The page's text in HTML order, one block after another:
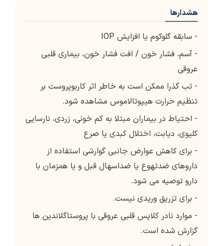
هشدارها
- سابقه گلوکوم یا افزایش IOP
- آسم، فشار خون / افت فشار خون، بیماری قلبی
عروقی
- تب گذرا ممکن است به خاطر اثر کاربوپروست بر
تنظیم حرارت هیپوتالاموس مشاهده شود.
- احتیاط در بیماران مبتلا به کم خونی، زردی، نارسایی
کلیوی، دیابت، اختلال کبدی یا صرع
- برای کاهش عوارض جانبی گوارشی استفاده از
داروهای ضدتهوع یا ضداسهال قبل و یا همزمان با
دارو توصیه می شود.
- برای تزریق وریدی نیست.
- موارد نادر کلاپس قلبی عروقی با پروستاگلاندین ها
گزارش شده است.